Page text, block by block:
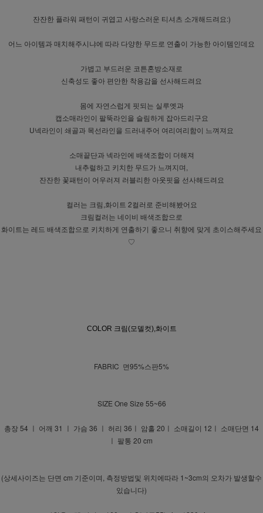
잔잔한 플라워 패턴이 귀엽고 사랑스러운 티셔츠 소개해드려요:)
어느 아이템과 매치해주시냐에 따라 다양한 무드로 연출이 가능한 아이템인데요
가볍고 부드러운 코튼혼방소재로
신축성도 좋아 편안한 착용감을 선사해드려요
몸에 자연스럽게 핏되는 실루엣과
캡소매라인이 팔뚝라인을 슬림하게 잡아드리구요
U넥라인이 쇄골과 목선라인을 드러내주어 여리여리함이 느껴져요
소매끝단과 넥라인에 배색조합이 더해져
내추럴하고 키치한 무드가 느껴지며,
잔잔한 꽃패턴이 어우러져 러블리한 아웃핏을 선사해드려요
컬러는 크림,화이트 2컬러로 준비해봤어요
크림컬러는 네이비 배색조합으로
화이트는 레드 배색조합으로 키치하게 연출하기 좋으니 취향에 맞게 초이스해주세요
♡
COLOR 크림(모델컷),화이트
FABRIC 면95%스판5%
SIZE One Size 55~66
총장 54 ㅣ 어깨 31 ㅣ 가슴 36 ㅣ 허리 36ㅣ 암홀 20ㅣ 소매길이 12ㅣ 소매단면 14
ㅣ 팔통 20 cm
(상세사이즈는 단면 cm 기준이며, 측정방법및 위치에따라 1~3cm의 오차가 발생할수
있습니다)